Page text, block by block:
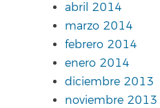
abril 2014
marzo 2014
febrero 2014
enero 2014
diciembre 2013
noviembre 2013